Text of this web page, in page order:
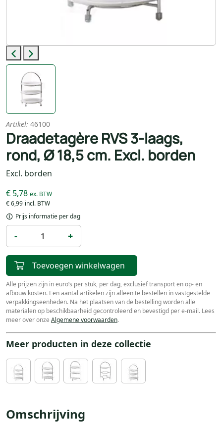
Previous
Next
Artikel: 46100
Draadetagère RVS 3-laags,
rond, Ø 18,5 cm. Excl. borden
Excl. borden
€ 6,99
€ 5,78
Prijs informatie per dag
- +
Toevoegen winkelwagen
Alle prijzen zijn in euro’s per stuk, per dag, exclusief transport en op- en
afbouw kosten. Een aantal artikelen zijn alleen te bestellen in vastgestelde
verpakkingseenheden. Na het plaatsen van de bestelling worden alle
materialen op beschikbaarheid gecontroleerd en bevestigd per e-mail. Lees
meer over onze Algemene voorwaarden.
Meer producten in deze collectie
Omschrijving